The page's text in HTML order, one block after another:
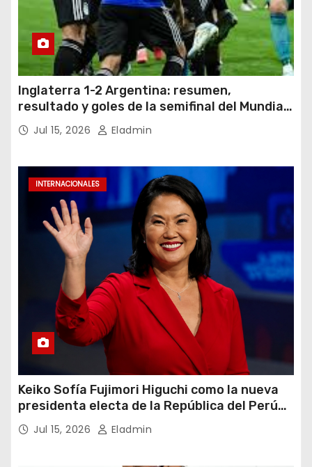
Inglaterra 1-2 Argentina: resumen,
resultado y goles de la semifinal del Mundial
2026Jul 15, 2026 Eladmin
INTERNACIONALES
Keiko Sofía Fujimori Higuchi como la nueva
presidenta electa de la República del Perú
para el periodo constitucional 2026-2031
Jul 15, 2026 Eladmin